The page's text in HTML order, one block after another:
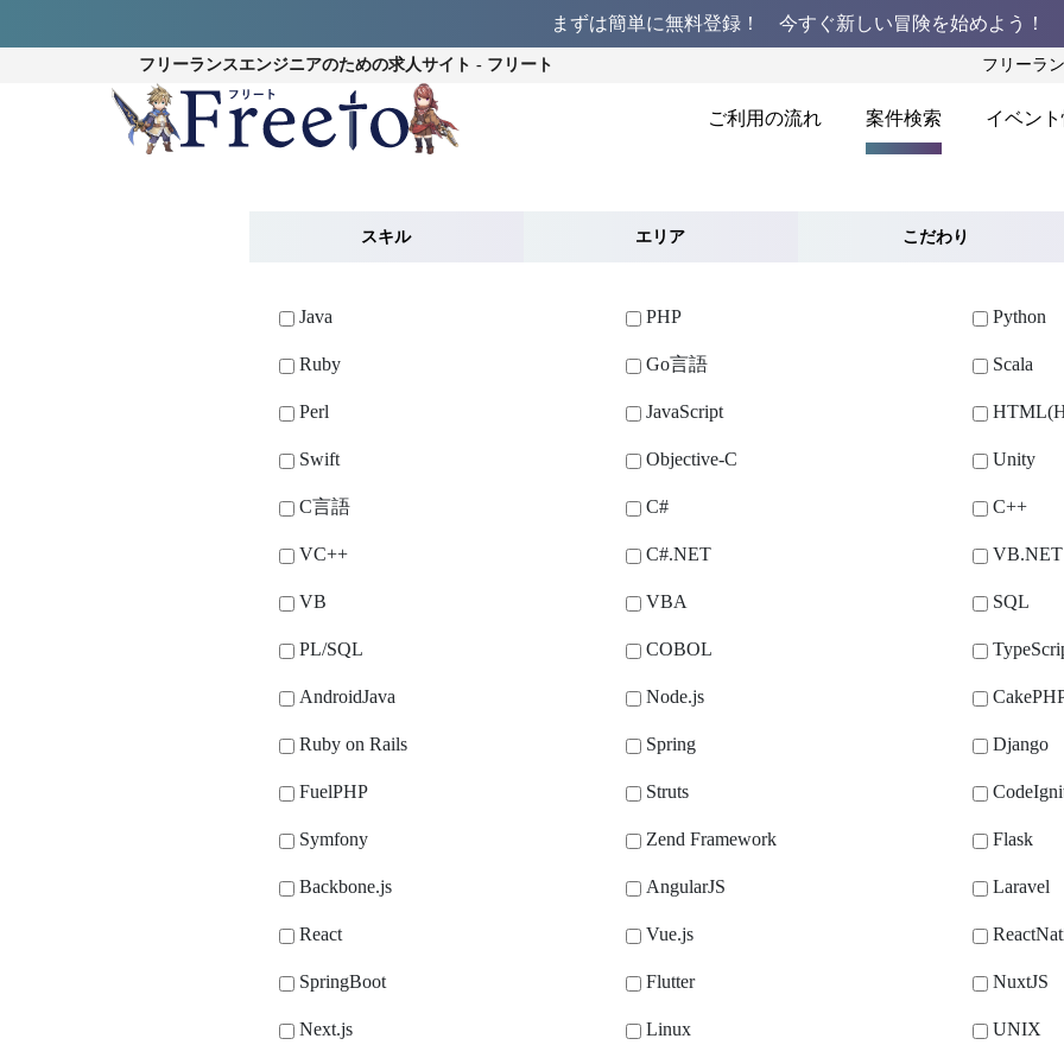
まずは簡単に無料登録！ 今すぐ新しい冒険を始めよう！
フリーランスエンジニアのための求人サイト - フリート フリーラ
ご利用の流れ 案件検索 イベン
スキル エリア こだわり
Java PHP Python
Ruby Go言語 Scala
Perl JavaScript
Swift Objective-C Unity
C言語 C# C++
VC++ C#.NET VB.NET
VB VBA SQL
PL/SQL COBOL
AndroidJava Node.js
Ruby on Rails Spring Django
FuelPHP Struts
Symfony Zend Framework Flask
Backbone.js AngularJS Laravel
React Vue.js
SpringBoot Flutter NuxtJS
Next.js Linux UNIX